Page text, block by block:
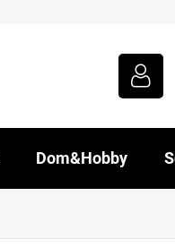
Dom&Hobby